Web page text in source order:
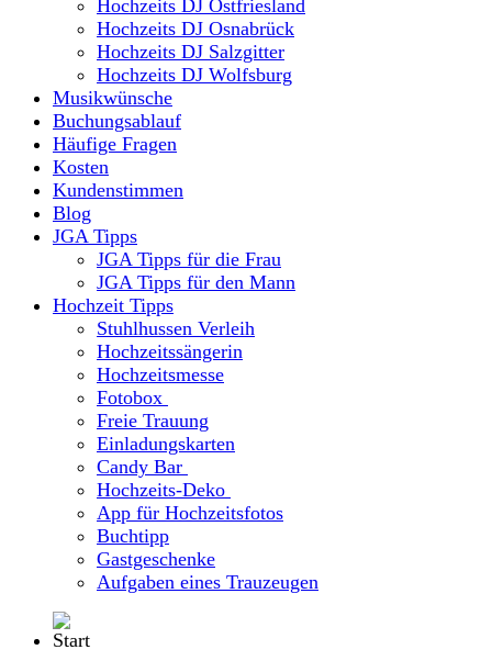
Hochzeits DJ Ostfriesland
Hochzeits DJ Osnabrück
Hochzeits DJ Salzgitter
Hochzeits DJ Wolfsburg
Musikwünsche
Buchungsablauf
Häufige Fragen
Kosten
Kundenstimmen
Blog
JGA Tipps
JGA Tipps für die Frau
JGA Tipps für den Mann
Hochzeit Tipps
Stuhlhussen Verleih
Hochzeitssängerin
Hochzeitsmesse
Fotobox
Freie Trauung
Einladungskarten
Candy Bar
Hochzeits-Deko
App für Hochzeitsfotos
Buchtipp
Gastgeschenke
Aufgaben eines Trauzeugen